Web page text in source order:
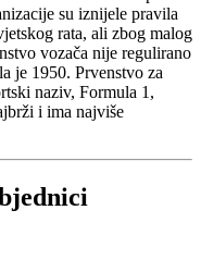
su iznijele pravila
rata, ali zbog malog
vozača nije regulirano
je 1950. Prvenstvo za
naziv, Formula 1,
i ima najviše